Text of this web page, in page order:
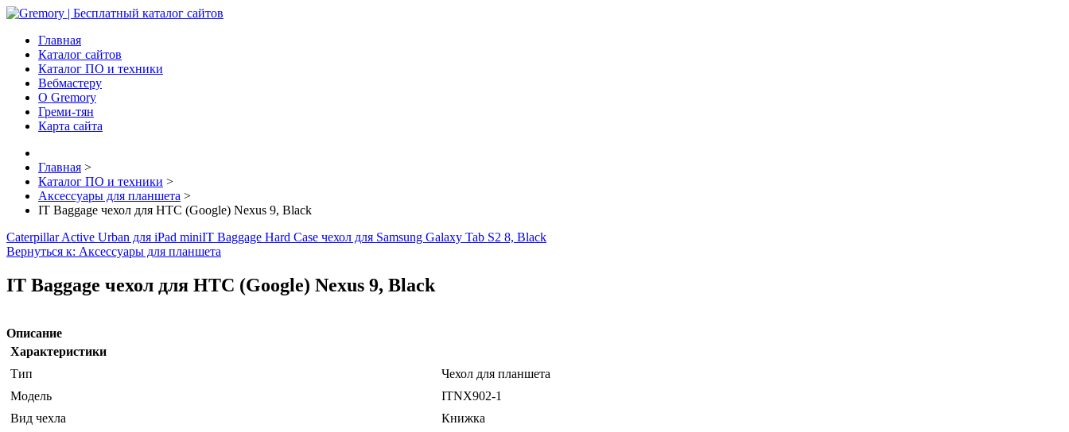
Главная
Каталог сайтов
Каталог ПО и техники
Вебмастеру
О Gremory
Греми-тян
Карта сайта
Главная >
Каталог ПО и техники >
Аксессуары для планшета >
IT Baggage чехол для HTC (Google) Nexus 9, Black
Caterpillar Active Urban для iPad miniIT Baggage Hard Case чехол для Samsung Galaxy Tab S2 8, Black
Вернуться к: Аксессуары для планшета
IT Baggage чехол для HTC (Google) Nexus 9, Black
Описание
Характеристики
Тип
Чехол для планшета
Модель
ITNX902-1
Вид чехла
Книжка